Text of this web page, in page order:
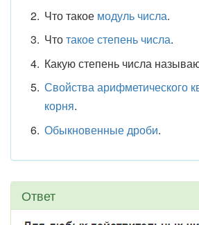
Что такое модуль числа.
Чтотакое степень числа.
Какую степень числа
Свойства арифметического
корня.
Обыкновенные дроби.
Ответ